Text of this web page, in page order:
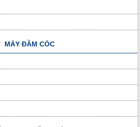
MÁY ĐẦM CÓC